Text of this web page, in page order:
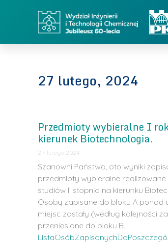
27 lutego, 2024
Przedmioty wybieralne I
kierunek Biotechnologia.
27 lutego 2024
Szanowni Państwo, oto wyniki
przedmioty wybieralne realizowane
studiów II stopnia na kierunku
Osoby zapisane do bloku A ponad
miejsc zostały (według kolejności
przeniesione do bloku B.